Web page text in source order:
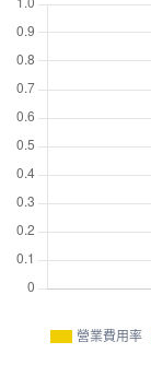
營業費用率